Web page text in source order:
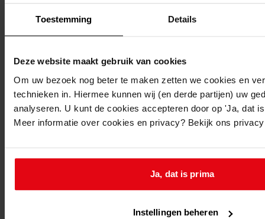
Toestemming Details
Deze website maakt gebruik van cookies
Om uw bezoek nog beter te maken zetten we cookies en
technieken in. Hiermee kunnen wij (en derde partijen) uw
analyseren. U kunt de cookies accepteren door op 'Ja, dat
Meer informatie over cookies en privacy? Bekijk ons
Ja, dat is prima
Instellingen beheren
Bouwen 3 kV-kast
04-08-1965
Adres:
Venhuizen, Burgemeester J. Zijpweg -
Perceel: